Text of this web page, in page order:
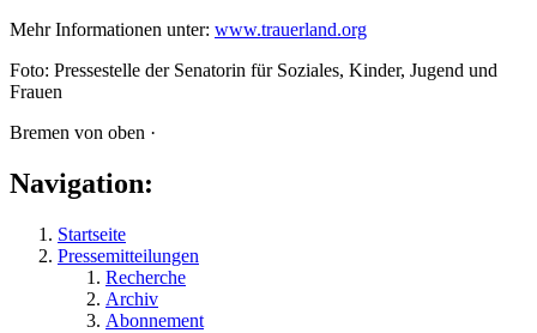
Mehr Informationen unter: www.trauerland.org
Foto: Pressestelle der Senatorin für Soziales, Kinder, Jugend und
Frauen
Bremen von oben ·
Navigation:
Startseite
Pressemitteilungen
Recherche
Archiv
Abonnement